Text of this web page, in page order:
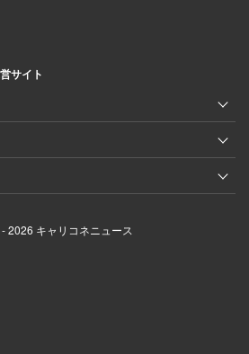
待ち受けていたのは、モノづくり
グ部門に移ると、営業とは 180
の構造から完全に転換しなけ
た。定性的な意見や勢いだけで
。ひとつのプロジェクトで企
が大学院卒の理系出身者なんで
サイト
2026 キャリコネニュース